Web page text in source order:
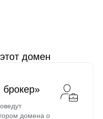
домен
домена о